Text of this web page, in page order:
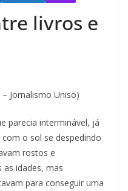
livros e
Jornalismo Uniso)
parecia interminável, já
o sol se despedindo
rostos e
as idades, mas
para conseguir uma